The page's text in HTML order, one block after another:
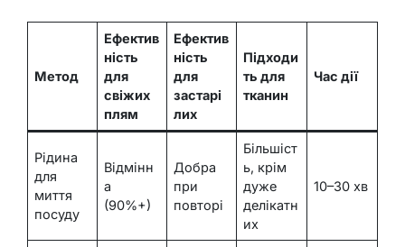
Метод
Ефектив
ність
для
свіжих
плям
Ефектив
ність
для
застарі
лих
Підходи
ть для
тканин
Час дії
Рідина
для
миття
посуду
Відмінн
а
(90%+)
Добра
при
повторі
Більшіст
ь, крім
дуже
делікатн
их
10–30 хв